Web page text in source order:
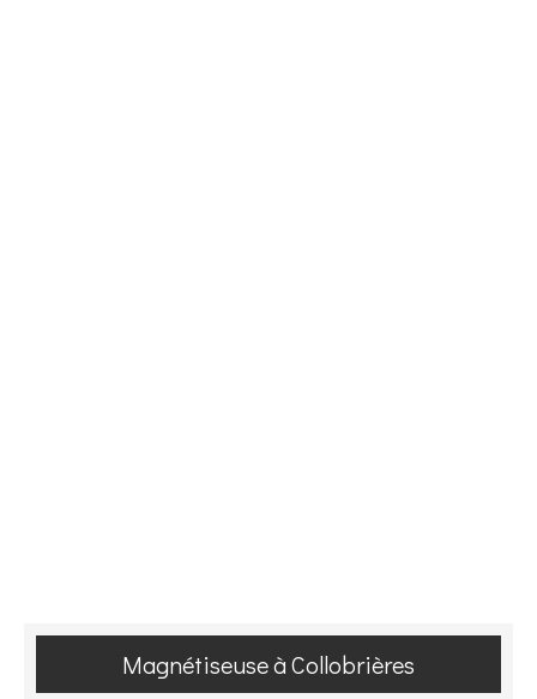
Magnétiseuse à Collobrières